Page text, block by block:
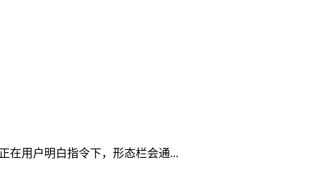
在用户明白指令下，形态栏会通...